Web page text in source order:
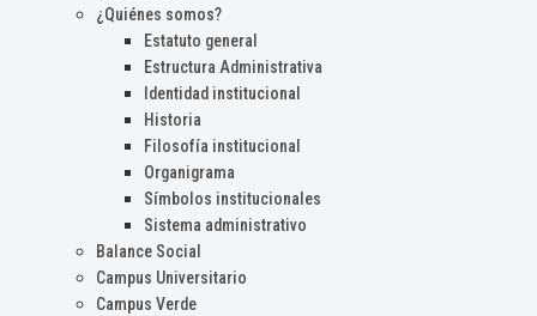
¿Quiénes somos?
Estatuto general
Estructura Administrativa
Identidad institucional
Historia
Filosofía institucional
Organigrama
Símbolos institucionales
Sistema administrativo
Balance Social
Campus Universitario
Campus Verde